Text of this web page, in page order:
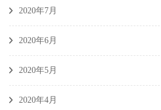
2020年7月
2020年6月
2020年5月
2020年4月